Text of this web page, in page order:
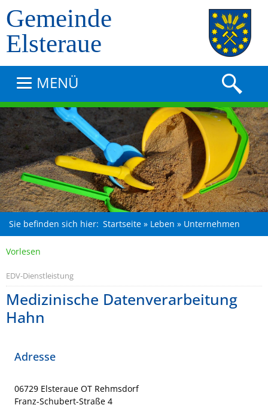
Gemeinde
Elsteraue
MENÜ
Sie befinden sich hier: Startseite » Leben » Unternehmen
Vorlesen
EDV-Dienstleistung
Medizinische Datenverarbeitung
Hahn
Adresse
06729 Elsteraue OT Rehmsdorf
Franz-Schubert-Straße 4